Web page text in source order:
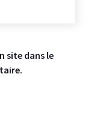
site dans le